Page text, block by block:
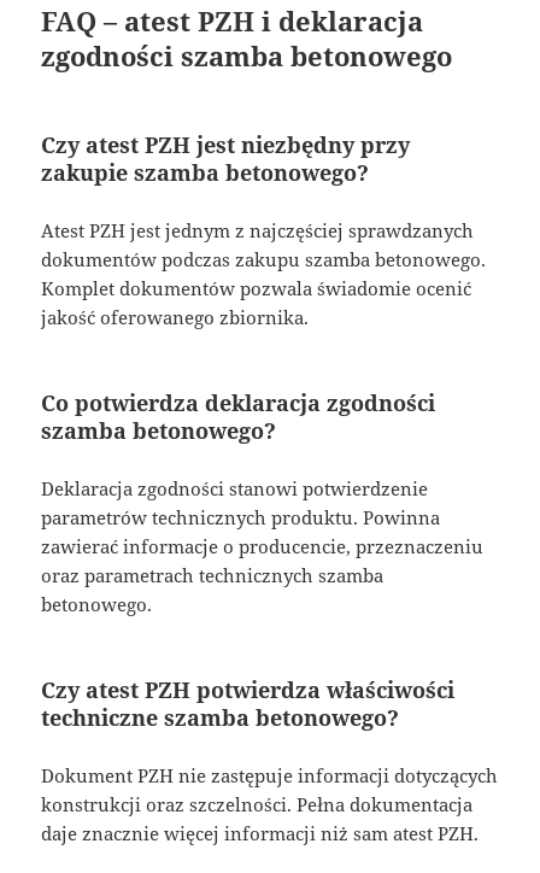
FAQ – atest PZH i deklaracja
zgodności szamba betonowego
Czy atest PZH jest niezbędny przy
zakupie szamba betonowego?
Atest PZH jest jednym z najczęściej sprawdzanych
dokumentów podczas zakupu szamba betonowego.
Komplet dokumentów pozwala świadomie ocenić
jakość oferowanego zbiornika.
Co potwierdza deklaracja zgodności
szamba betonowego?
Deklaracja zgodności stanowi potwierdzenie
parametrów technicznych produktu. Powinna
zawierać informacje o producencie, przeznaczeniu
oraz parametrach technicznych szamba
betonowego.
Czy atest PZH potwierdza właściwości
techniczne szamba betonowego?
Dokument PZH nie zastępuje informacji dotyczących
konstrukcji oraz szczelności. Pełna dokumentacja
daje znacznie więcej informacji niż sam atest PZH.